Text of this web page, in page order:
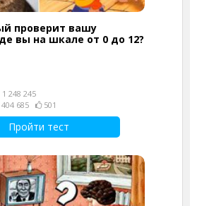
проверит вашу
вы на шкале от 0 до 12?
248 245
685
501
Пройти тест